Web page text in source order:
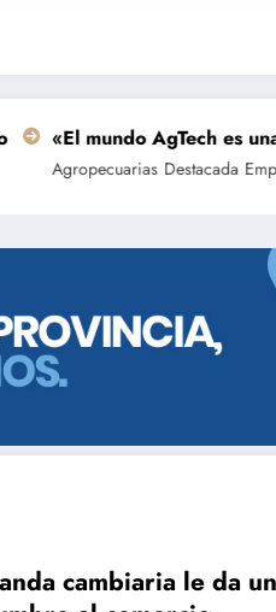
AgTech es una
Destacada Empresas
cambiaria le da un